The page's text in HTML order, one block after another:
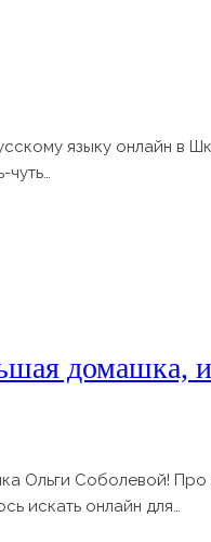
языку онлайн в
чуть…
домашка,
Ольги Соболевой!
искать онлайн для…